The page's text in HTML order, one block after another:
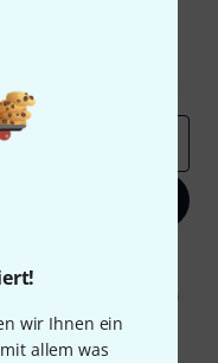
wir Ihnen ein
allem was
gewinne mit
zu. Die
finden Sie in
.